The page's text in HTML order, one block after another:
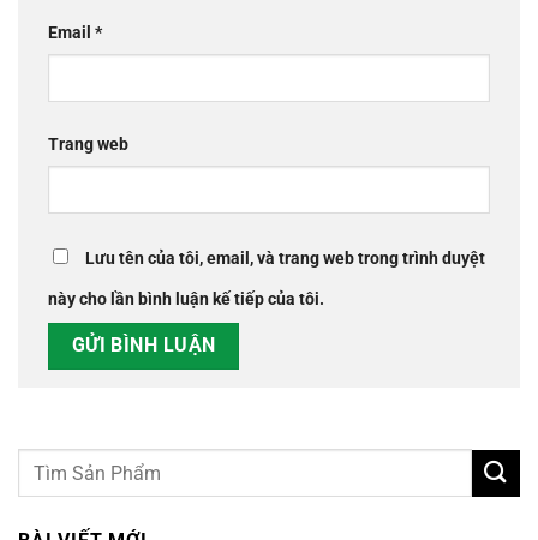
Email *
Trang web
Lưu tên của tôi, email, và trang web trong trình duyệt
này cho lần bình luận kế tiếp của tôi.